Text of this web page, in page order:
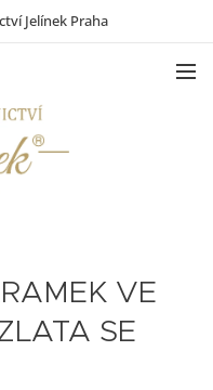
Jelínek Praha
VE
SE